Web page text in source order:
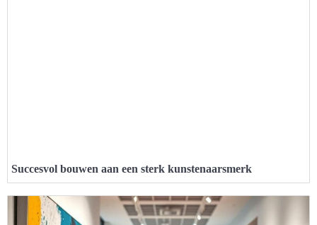
Succesvol bouwen aan een sterk kunstenaarsmerk